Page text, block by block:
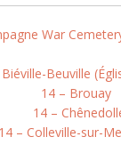
War
Beuville
14 – Brouay
14 –
14 – Colleville-sur-